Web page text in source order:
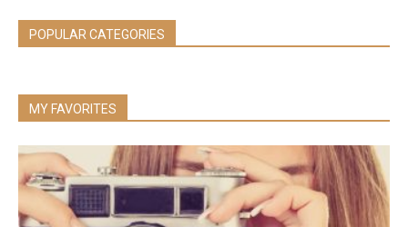
POPULAR CATEGORIES
MY FAVORITES